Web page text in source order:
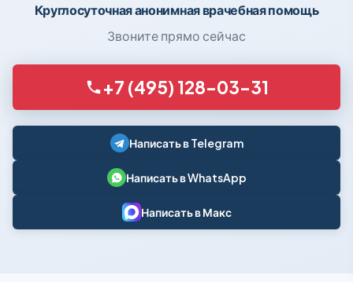
Круглосуточная анонимная врачебная помощь
Звоните прямо сейчас
+7 (495) 128-03-31
Написать в Telegram
Написать в WhatsApp
Написать в Макс